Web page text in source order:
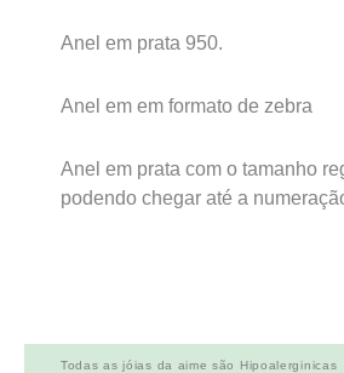
Anel em prata 950.
Anel em em formato de zebra
Anel em prata com o tamanho
podendo chegar até a
Todas as jóias da aime são Hipoalerginicas